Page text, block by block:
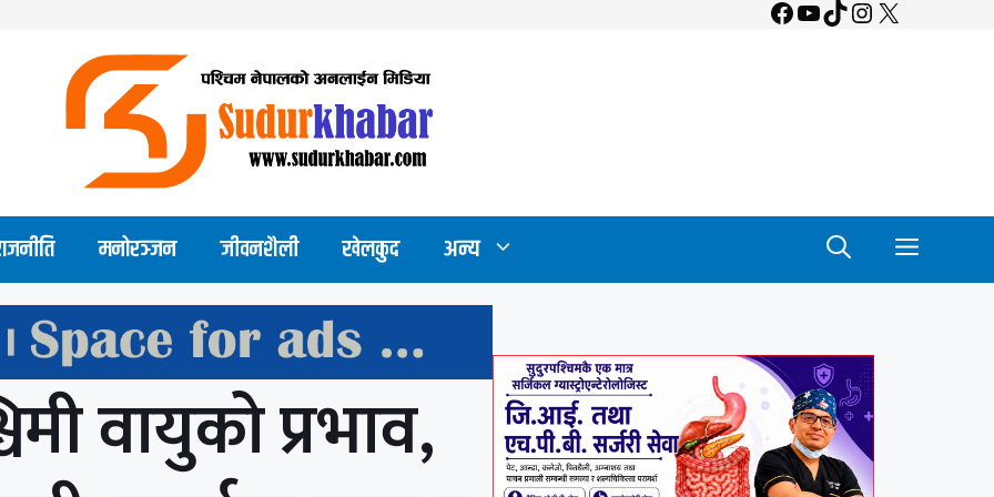
Facebook
YouTube
TikTok
Instagram
X
मनोरञ्जन जीवनशैली खेलकुद अन्य
वायुको प्रभाव,